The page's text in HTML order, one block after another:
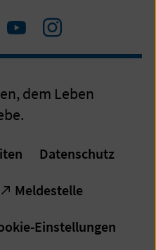
Zum
YouTube
Zum
Instagram
dem Leben
Datenschutz
Meldestelle
Einstellungen